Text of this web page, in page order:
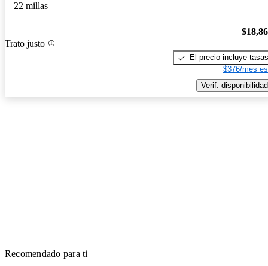
22 millas
Trato justo
El precio incluye tasas
$376/mes
Verif. disponibilidad
Recomendado para ti